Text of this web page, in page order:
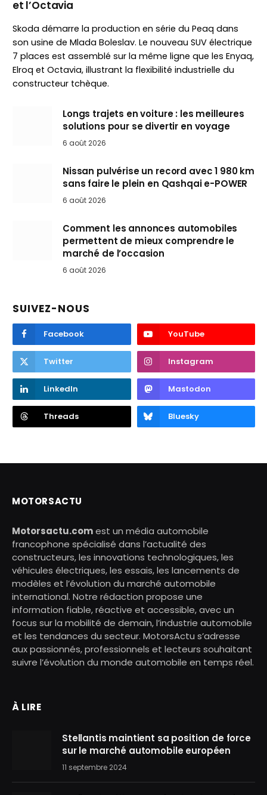
et l’Octavia
Skoda démarre la production en série du Peaq dans
son usine de Mlada Boleslav. Le nouveau SUV électrique
7 places est assemblé sur la même ligne que les Enyaq,
Elroq et Octavia, illustrant la flexibilité industrielle du
constructeur tchèque.
Longs trajets en voiture : les meilleures
solutions pour se divertir en voyage
6 août 2026
Nissan pulvérise un record avec 1 980 km
sans faire le plein en Qashqai e-POWER
6 août 2026
Comment les annonces automobiles
permettent de mieux comprendre le
marché de l’occasion
6 août 2026
SUIVEZ-NOUS
Facebook YouTube
Twitter Instagram
LinkedIn Mastodon
Threads Bluesky
MOTORSACTU
Motorsactu.comest un média automobile
francophone spécialisé dans l’actualité des
constructeurs, les innovations technologiques, les
véhicules électriques, les essais, les lancements de
modèles et l’évolution du marché automobile
international. Notre rédaction propose une
information fiable, réactive et accessible, avec un
focus sur la mobilité de demain, l’industrie automobile
et les tendances du secteur. MotorsActu s’adresse
aux passionnés, professionnels et lecteurs souhaitant
suivre l’évolution du monde automobile en temps réel.
À LIRE
Stellantis maintient sa position de force
sur le marché automobile européen
11 septembre 2024